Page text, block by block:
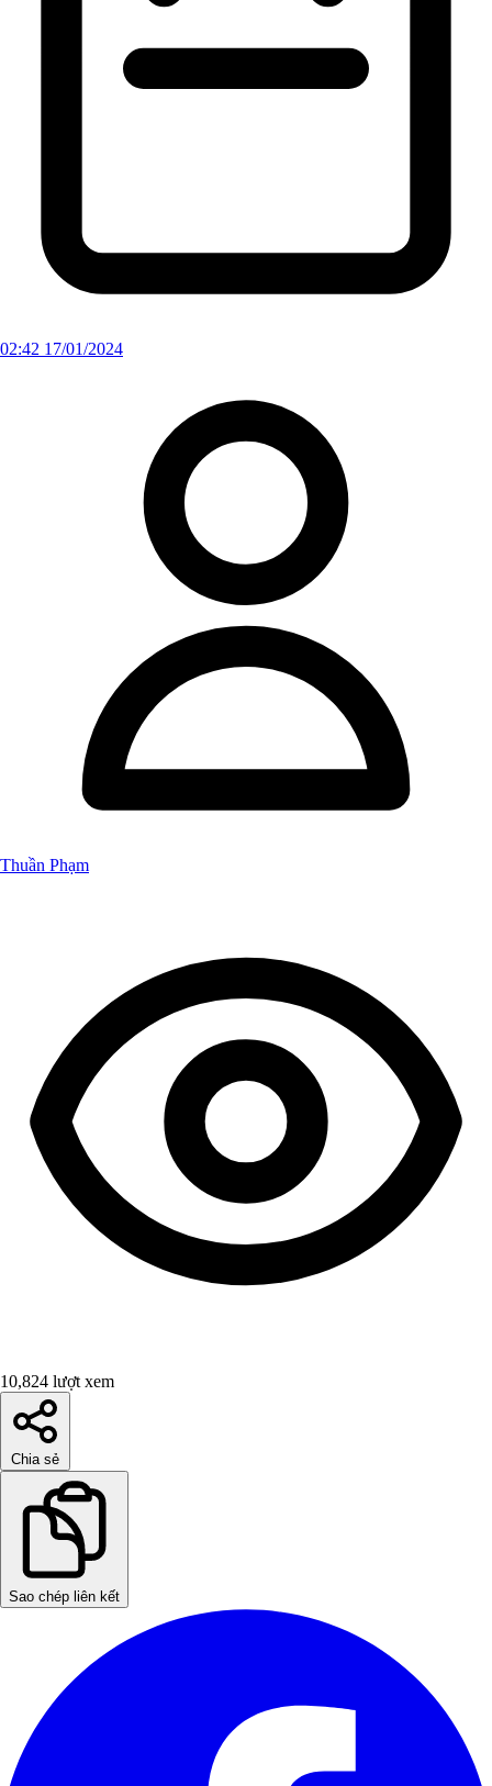
02:42 17/01/2024
Thuần Phạm
10,824 lượt xem
Chia sẻ
Sao chép liên kết